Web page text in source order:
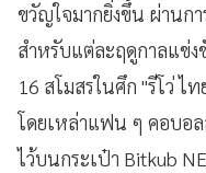
ขวัญใจมากยิ่งขึ้น ผ่านก
สำหรับแต่ละฤดูกาลแข่
16 สโมสรในศึก "รีโว่ ไ
โดยเหล่าแฟน ๆ คอบอล
ไว้บนกระเป๋า Bitkub